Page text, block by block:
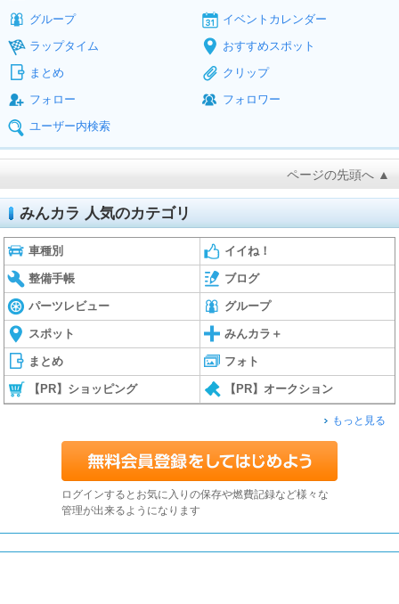
グループ
イベントカレンダー
ラップタイム
おすすめスポット
まとめ
クリップ
フォロー
フォロワー
ユーザー内検索
ページの先頭へ ▲
みんカラ 人気のカテゴリ
車種別 イイね！
整備手帳 ブログ
パーツレビュー グループ
スポット みんカラ＋
まとめ フォト
【PR】ショッピング 【PR】オークション
もっと見る
ログインするとお気に入りの保存や燃費記録など様々な
管理が出来るようになります